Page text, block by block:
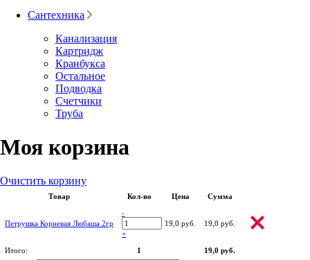
Сантехника
Канализация
Картридж
Кранбукса
Остальное
Подводка
Счетчики
Труба
Моя корзина
Очистить корзину
Товар Кол-во Цена Сумма
Петрушка Корневая Любаша 2гр
-
+
19,0 руб. 19,0 руб.
Итого: 1 19,0 руб.